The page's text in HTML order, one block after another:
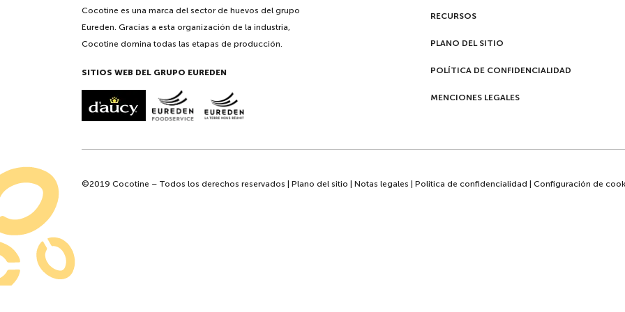
Cocotine es una marca del sector de huevos del grupo
Eureden. Gracias a esta organización de la industria,
Cocotine domina todas las etapas de producción.
SITIOS WEB DEL GRUPO EUREDEN
RECURSOS
PLANO DEL SITIO
POLÍTICA DE CONFIDENCIALIDAD
MENCIONES LEGALES
©2019 Cocotine – Todos los derechos reservados | Plano del sitio | Notas legales | Politica de confidencialidad | Configuración de